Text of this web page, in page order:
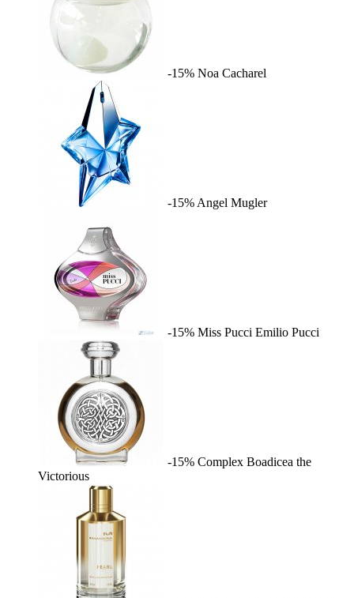
-15% Noa Cacharel
-15% Angel Mugler
-15% Miss Pucci Emilio Pucci
-15% Complex Boadicea the
Victorious